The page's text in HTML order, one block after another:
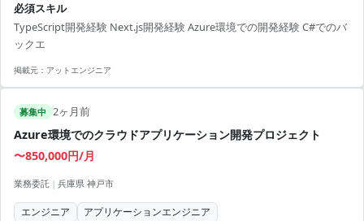
ステム開発。 ・Teamsおよびメール通知機能との連携。 ■開発環境
Next.js, TypeScript, C#, Azure Functions, App Service, Logic Apps, SQL
Database
必須スキル
TypeScript開発経験 Next.js開発経験 Azure環境での開発経験 C#でのバ
ックエ
掲載元： アットエンジニア
募集中 2ヶ月前
Azure環境でのクラウドアプリケーション開発プロジェクト
〜850,000円/月
業務委託 | 兵庫県 神戸市
エンジニア アプリケーションエンジニア